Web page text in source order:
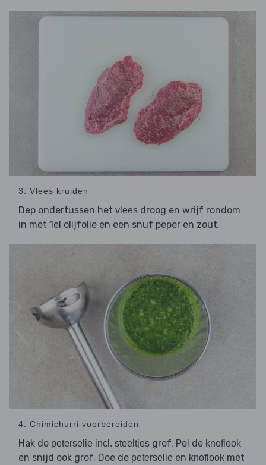
3. Vlees kruiden
Dep ondertussen het vlees droog en wrijf rondom
in met 1el olijfolie en een snuf peper en zout.
4. Chimichurri voorbereiden
Hak de peterselie incl. steeltjes grof. Pel de knoflook
en snijd ook grof. Doe de peterselie en knoflook met